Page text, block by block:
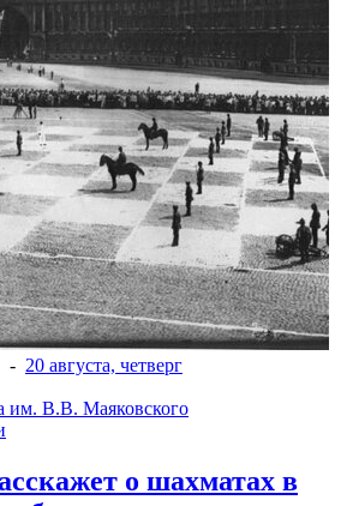
- 20 августа, четверг
им. В.В. Маяковского
о шахматах в